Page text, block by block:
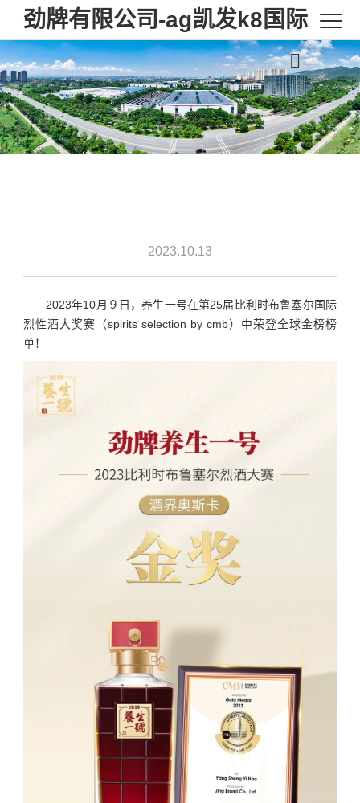
劲牌有限公司-ag凯发k8国际
2023.10.13
2023年10月９日，养生一号在第25届比利时布鲁塞尔国际
烈性酒大奖赛（spirits selection by cmb）中荣登全球金榜榜
单！